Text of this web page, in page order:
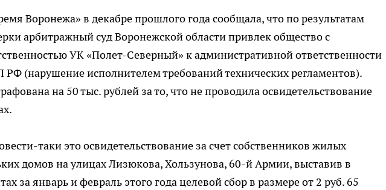
Воронежа» в декабре прошлого года сообщала, что по результатам
арбитражный суд Воронежской области привлек общество с
УК «Полет-Северный» к административной ответственности
РФ (нарушение исполнителем требований технических регламентов).
на 50 тыс. рублей за то, что не проводила освидетельствование
таки это освидетельствование за счет собственников жилых
домов на улицах Лизюкова, Хользунова, 60-й Армии, выставив в
за январь и февраль этого года целевой сбор в размере от 2 руб. 65